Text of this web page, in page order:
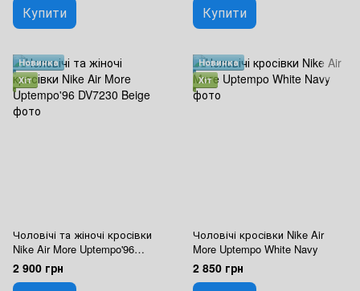
Купити Купити
Новинка
Хіт
Чоловічі та жіночі кросівки
Nike Air More Uptempo'96
DV7230 Beige
2 900 грн
Новинка
Хіт
Чоловічі кросівки Nike Air
More Uptempo White Navy
2 850 грн